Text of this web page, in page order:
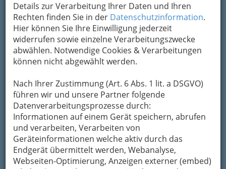
Details zur Verarbeitung Ihrer Daten und Ihren
Rechten finden Sie in der Datenschutzinformation.
Hier können Sie Ihre Einwilligung jederzeit
widerrufen sowie einzelne Verarbeitungszwecke
abwählen. Notwendige Cookies & Verarbeitungen
können nicht abgewählt werden.
Nach Ihrer Zustimmung (Art. 6 Abs. 1 lit. a DSGVO)
führen wir und unsere Partner folgende
Datenverarbeitungsprozesse durch:
Informationen auf einem Gerät speichern, abrufen
und verarbeiten, Verarbeiten von
Geräteinformationen welche aktiv durch das
Endgerät übermittelt werden, Webanalyse,
Webseiten-Optimierung, Anzeigen externer (embed)
Kontaktaufnahme
Um die Info-Graz Firmenvor Spam-Mails zu
bewahren , verwenden wir an dieser Stelle zur
Übermittlung Ihrer Nachricht ein sicheres
Absenden umgehend per Mail an das
Unternehmen MEGA VIEW Außenwerbung
GmbH weitergeleitet.
Mein Name
Meine Email Adresse